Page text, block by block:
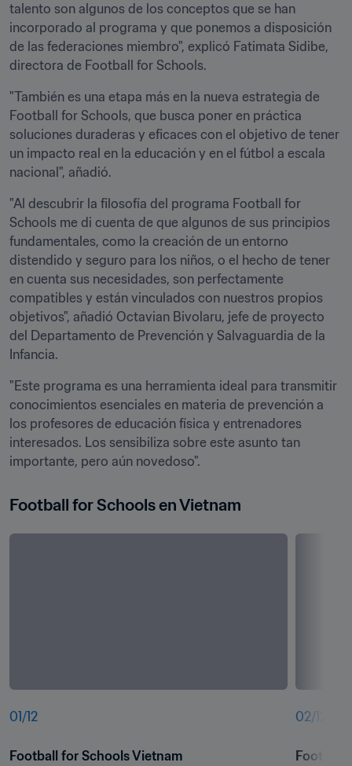
talento son algunos de los conceptos que se han
incorporado al programa y que ponemos a disposición
de las federaciones miembro", explicó Fatimata Sidibe,
directora de Football for Schools.
"También es una etapa más en la nueva estrategia de
Football for Schools, que busca poner en práctica
soluciones duraderas y eficaces con el objetivo de tener
un impacto real en la educación y en el fútbol a escala
nacional", añadió.
"Al descubrir la filosofía del programa Football for
Schools me di cuenta de que algunos de sus principios
fundamentales, como la creación de un entorno
distendido y seguro para los niños, o el hecho de tener
en cuenta sus necesidades, son perfectamente
compatibles y están vinculados con nuestros propios
objetivos", añadió Octavian Bivolaru, jefe de proyecto
del Departamento de Prevención y Salvaguardia de la
Infancia.
"Este programa es una herramienta ideal para transmitir
conocimientos esenciales en materia de prevención a
los profesores de educación física y entrenadores
interesados. Los sensibiliza sobre este asunto tan
importante, pero aún novedoso".
Football for Schools en Vietnam
01 /12 02/12